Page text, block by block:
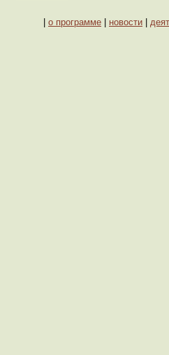
о программе новости